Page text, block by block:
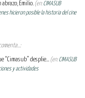
abrazo, Emilio. (en:CIMASUB
hicieron posible la historia del cine
“Cimasub” desplie... (en:CIMASUB
y actividades